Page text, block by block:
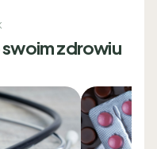
zdrowiu